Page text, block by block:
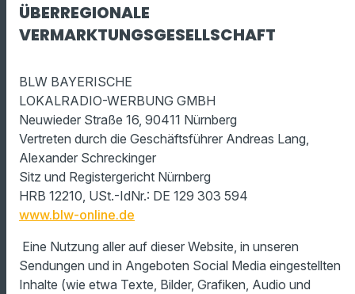
ÜBERREGIONALE
VERMARKTUNGSGESELLSCHAFT
BLW BAYERISCHE
LOKALRADIO-WERBUNG GMBH
Neuwieder Straße 16, 90411 Nürnberg
Vertreten durch die Geschäftsführer Andreas Lang,
Alexander Schreckinger
Sitz und Registergericht Nürnberg
HRB 12210, USt.-IdNr.: DE 129 303 594
www.blw-online.de
Eine Nutzung aller auf dieser Website, in unseren
Sendungen und in Angeboten Social Media eingestellten
Inhalte (wie etwa Texte, Bilder, Grafiken, Audio und